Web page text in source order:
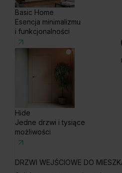
Basic Home
Esencja minimalizmu
i funkcjonalności
Hide
Jedne drzwi i tysiące
możliwości
DRZWI WEJŚCIOWE DO